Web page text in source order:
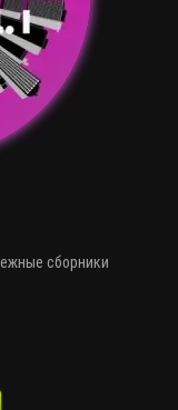
сборники